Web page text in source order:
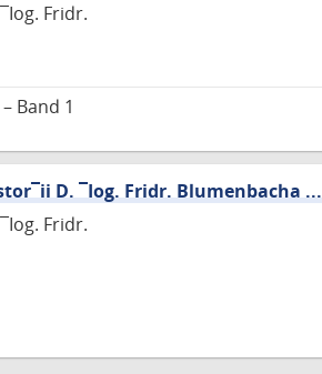
Fridr.
Band 1
D. ¯Iog. Fridr. Blumenbacha ...
Fridr.